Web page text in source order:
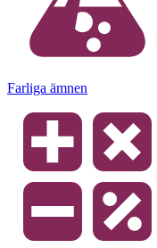
Farliga ämnen